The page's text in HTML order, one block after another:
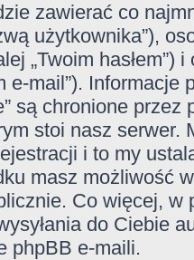
zawierać co
użytkownika”),
„Twoim
e-mail”). Informacje
są chronione
stoi nasz serwer.
i to my
masz możliwość
Co więcej, w
do Ciebie
phpBB e-maili.